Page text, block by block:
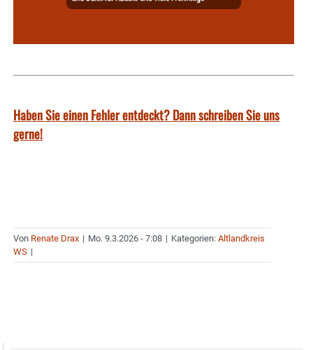
Haben Sie einen Fehler entdeckt? Dann schreiben Sie uns
gerne!
Von Renate Drax | Mo. 9.3.2026 - 7:08 | Kategorien: Altlandkreis
WS |